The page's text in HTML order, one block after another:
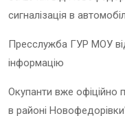
сигналізація в
Пресслужба ГУР МОУ
інформацію
Окупанти вже офіційно
в районі